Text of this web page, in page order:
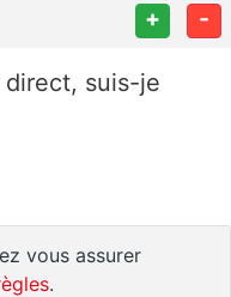
+ -
suis-je
vous assurer
.